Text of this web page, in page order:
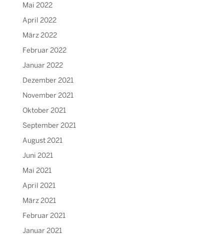
Mai 2022
April 2022
März 2022
Februar 2022
Januar 2022
Dezember 2021
November 2021
Oktober 2021
September 2021
August 2021
Juni 2021
Mai 2021
April 2021
März 2021
Februar 2021
Januar 2021